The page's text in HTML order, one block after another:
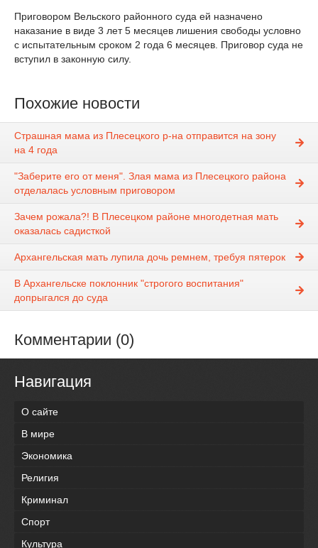
Приговором Вельского районного суда ей назначено
наказание в виде 3 лет 5 месяцев лишения свободы условно
с испытательным сроком 2 года 6 месяцев. Приговор суда не
вступил в законную силу.
Похожие новости
Страшная мама из Плесецкого р-на отправится на зону
на 4 года
"Заберите его от меня". Злая мама из Плесецкого района
отделалась условным приговором
Зачем рожала?! В Плесецком районе многодетная мать
оказалась садисткой
Архангельская мать лупила дочь ремнем, требуя пятерок
В Архангельске поклонник "строгого воспитания"
допрыгался до суда
Комментарии (0)
Навигация
О сайте
В мире
Экономика
Религия
Криминал
Спорт
Культура